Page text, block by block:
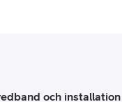
och installation